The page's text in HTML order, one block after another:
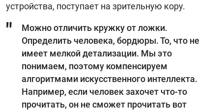
устройства, поступает на зрительную кору.
Можно отличить кружку от ложки.
Определить человека, бордюры. То, что не
имеет мелкой детализации. Мы это
понимаем, поэтому компенсируем
алгоритмами искусственного интеллекта.
Например, если человек захочет что-то
прочитать, он не сможет прочитать вот